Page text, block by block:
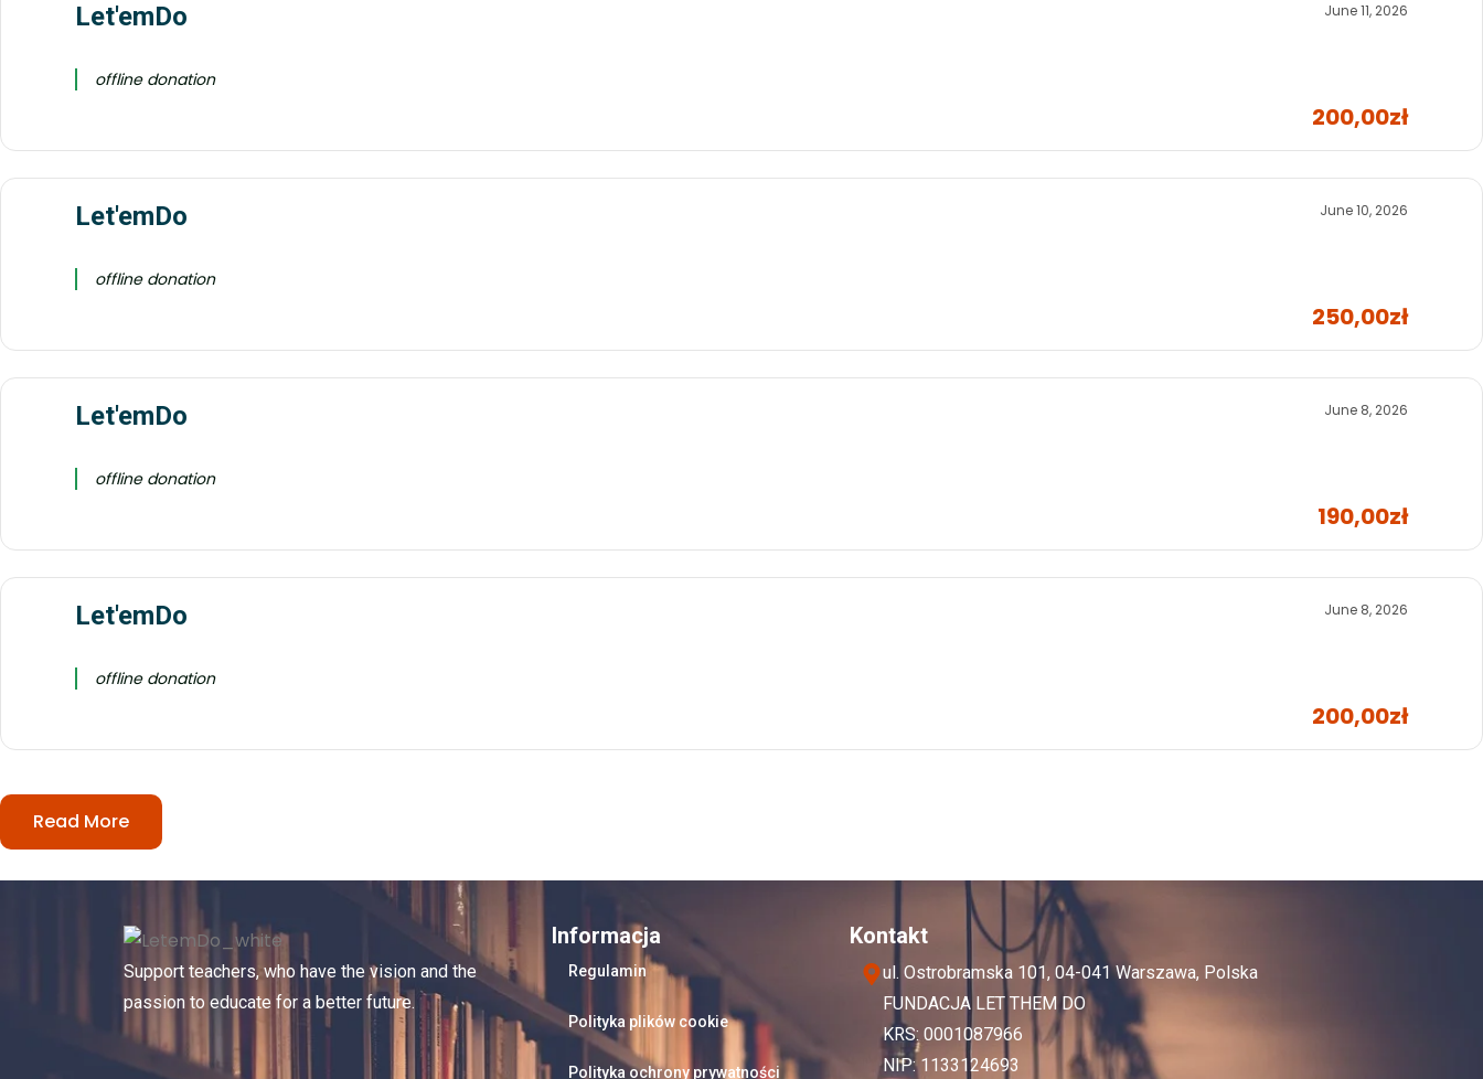
Let'emDo June 11, 2026
offline donation
200,00zł
Let'emDo June 10, 2026
offline donation
250,00zł
Let'emDo June 8, 2026
offline donation
190,00zł
Let'emDo June 8, 2026
offline donation
200,00zł
Read More
Support teachers, who have the vision and the
passion to educate for a better future.
Informacja
Regulamin
Polityka plików cookie
Polityka ochrony prywatności
Kontakt
ul. Ostrobramska 101, 04-041 Warszawa, Polska
FUNDACJA LET THEM DO
KRS: 0001087966
NIP: 1133124693